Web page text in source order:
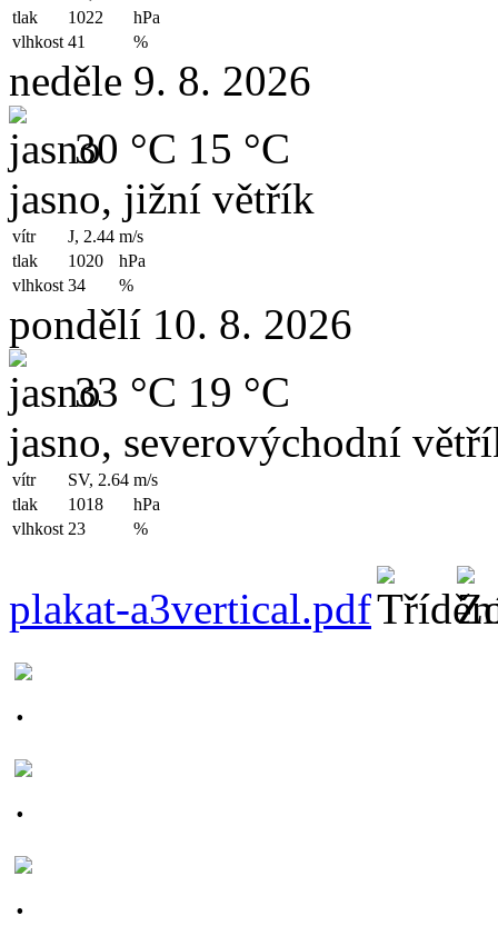
tlak
1022
hPa
vlhkost 41 %
neděle 9. 8. 2026
30 °C 15 °C
jasno, jižní větřík
vítr J, 2.44 m/s
tlak
1020
hPa
vlhkost 34 %
pondělí 10. 8. 2026
33 °C 19 °C
jasno, severovýchodní
vítr SV, 2.64 m/s
tlak
1018
hPa
vlhkost 23 %
plakat-a3vertical.pdf